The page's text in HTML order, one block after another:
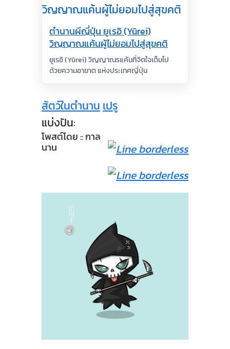
ตำนานผีญี่ปุ่น ยูเรอิ (Yūrei)
วิญญาณแค้นผู้ไม่ยอมไปสู่สุขคติ
ยูเรอิ (Yūrei) วิญญาณรแค้นที่จิตใจเต็มไป
ด้วยความอาฆาต แห่งประเทศญี่ปุ่น
สัตว์ในตำนาน เปรู
แบ่งปัน:
โพสต์โดย :: กาล
นาน